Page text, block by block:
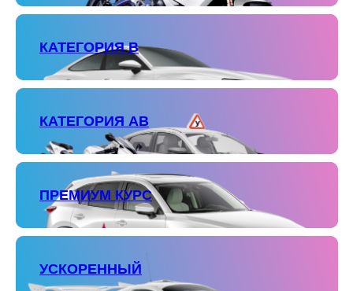
КАТЕГОРИЯ В
КАТЕГОРИЯ АВ
ПРЕМИУМ КУРС
УСКОРЕННЫЙ